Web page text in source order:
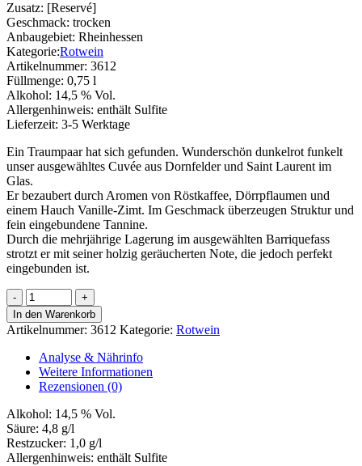
Zusatz: [Reservé]
Geschmack: trocken
Anbaugebiet: Rheinhessen
Kategorie:Rotwein
Artikelnummer: 3612
Füllmenge: 0,75 l
Alkohol: 14,5 % Vol.
Allergenhinweis: enthält Sulfite
Lieferzeit: 3-5 Werktage
Ein Traumpaar hat sich gefunden. Wunderschön dunkelrot funkelt
unser ausgewähltes Cuvée aus Dornfelder und Saint Laurent im
Glas.
Er bezaubert durch Aromen von Röstkaffee, Dörrpflaumen und
einem Hauch Vanille-Zimt. Im Geschmack überzeugen Struktur und
fein eingebundene Tannine.
Durch die mehrjährige Lagerung im ausgewählten Barriquefass
strotzt er mit seiner holzig geräucherten Note, die jedoch perfekt
eingebunden ist.
Schwarzer
Goliath
[Réserve]
Menge
In den Warenkorb
Artikelnummer: 3612 Kategorie: Rotwein
Analyse & Nährinfo
Weitere Informationen
Rezensionen (0)
Alkohol: 14,5 % Vol.
Säure: 4,8 g/l
Restzucker: 1,0 g/l
Allergenhinweis: enthält Sulfite